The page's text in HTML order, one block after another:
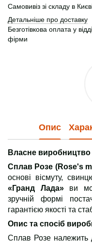
Самовивіз зі складу в
Детальніше про доставку
Безготівкова оплата у
фірми
Опис
Власне
Сплав Розе (Rose's
основі вісмуту,
«Гранд Лада» ви
зручній формі
гарантією якості та
Опис та спосіб
Сплав Розе належить